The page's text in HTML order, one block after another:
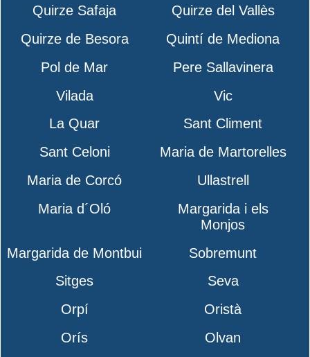
Quirze Safaja
Quirze del Vallès
Quirze de Besora
Quintí de Mediona
Pol de Mar
Pere Sallavinera
Vilada
Vic
La Quar
Sant Climent
Sant Celoni
Maria de Martorelles
Maria de Corcó
Ullastrell
Maria d´Oló
Margarida i els
Monjos
Margarida de Montbui
Sobremunt
Sitges
Seva
Orpí
Oristà
Orís
Olvan